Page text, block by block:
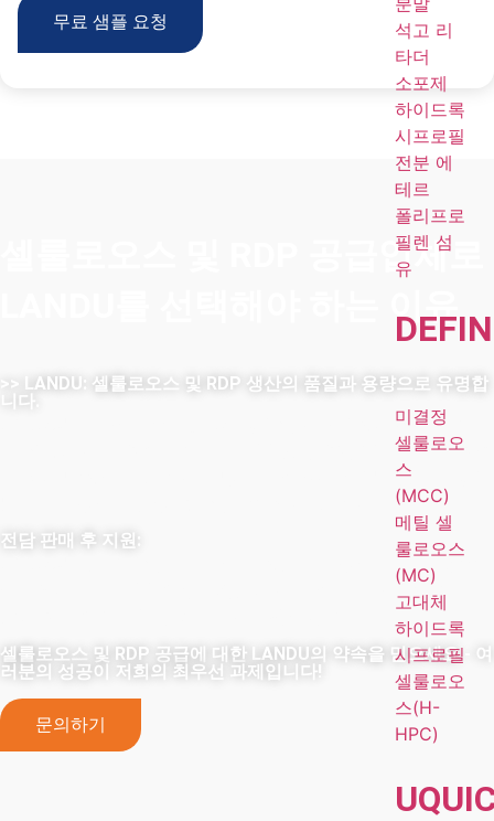
석고 리
타더
소포제
하이드록
시프로필
전분 에
테르
폴리프로
필렌 섬
유
DE
미결정
셀룰로오
스
(MCC)
메틸 셀
룰로오스
(MC)
고대체
하이드록
시프로필
셀룰로오
스(H-
HPC)
UQU
무료 샘플 요청
셀룰로오스 및 RDP 공급업체로
LANDU를 선택해야 하는 이유
>> LANDU: 셀룰로오스 및 RDP 생산의 품질과 용량으로 유명합
니다.
LANDU는 셀룰로오스 및 RDP 생산에서 신뢰성과 우수한 품질
로 유명합니다. 엄격한 품질 관리를 통해 업계 표준을 지속적으
로 초과 달성하고 있습니다. 당사의 최첨단 설비는 충분한 생산
전담 판매 후 지원:
LANDU는 공급 외에도 프로젝트 성공을 보장하기 위해 맞춤형
솔루션과 기술 전문 지식을 제공합니다. 최고의 신뢰성, 품질,
셀룰로오스 및 RDP 공급에 대한 LANDU의 약속을 믿으세요 - 여
러분의 성공이 저희의 최우선 과제입니다!
문의하기